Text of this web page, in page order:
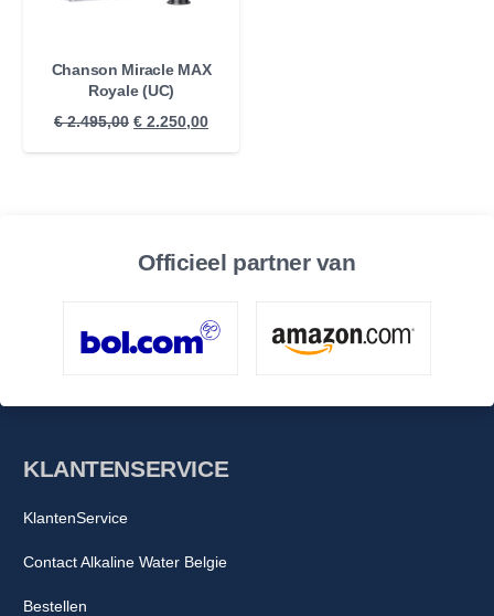
Chanson Miracle MAX
Royale (UC)
€2.495,00 Oorspronkelijke
prijs
€ 2.250,00Huidige
prijs
Officieel partner van
KLANTENSERVICE
KlantenService
Contact Alkaline Water Belgie
Bestellen